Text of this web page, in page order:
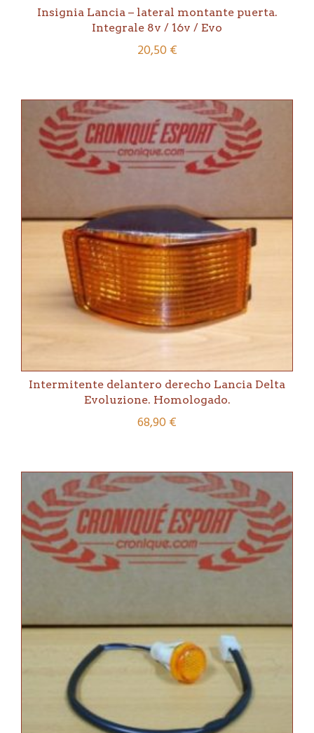
Insignia Lancia – lateral montante puerta.
Integrale 8v / 16v / Evo
20,50€
Intermitente delantero derecho Lancia Delta
Evoluzione. Homologado.
68,90€